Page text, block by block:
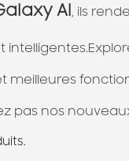
AI, ils
intelligentes.
meilleures
pas nos
disponibles chez